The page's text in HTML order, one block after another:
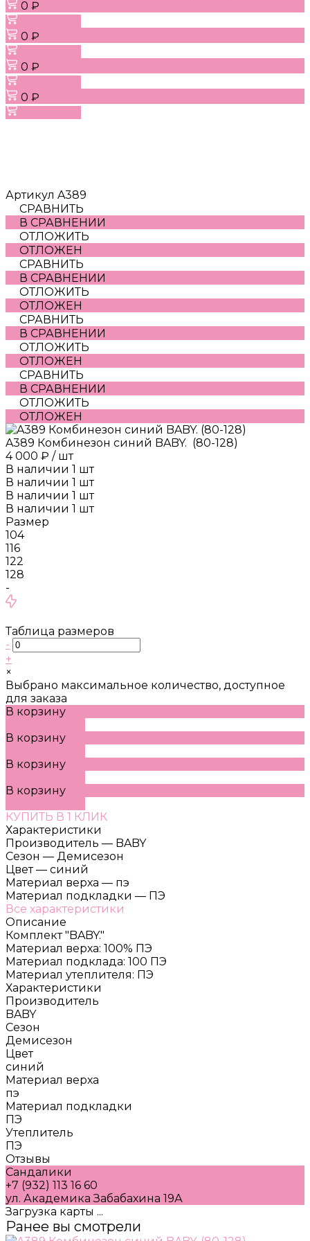
0 ₽
0 ₽
0 ₽
0 ₽
Артикул A389
СРАВНИТЬ
В СРАВНЕНИИ
ОТЛОЖИТЬ
ОТЛОЖЕН
СРАВНИТЬ
В СРАВНЕНИИ
ОТЛОЖИТЬ
ОТЛОЖЕН
СРАВНИТЬ
В СРАВНЕНИИ
ОТЛОЖИТЬ
ОТЛОЖЕН
СРАВНИТЬ
В СРАВНЕНИИ
ОТЛОЖИТЬ
ОТЛОЖЕН
A389 Комбинезон синий BABY. (80-128)
4 000 ₽ / шт
В наличии 1 шт
В наличии 1 шт
В наличии 1 шт
В наличии 1 шт
Размер
104
116
122
128
-
Таблица размеров
-
+
×
Выбрано максимальное количество, доступное
для заказа
В корзину
В корзину
В корзину
В корзину
КУПИТЬ В 1 КЛИК
Характеристики
Производитель — BABY
Сезон — Демисезон
Цвет — синий
Материал верха — пэ
Материал подкладки — ПЭ
Все характеристики
Описание
Комплект "BABY."
Материал верха: 100% ПЭ
Материал подклада: 100 ПЭ
Материал утеплителя: ПЭ
Характеристики
Производитель
BABY
Сезон
Демисезон
Цвет
синий
Материал верха
пэ
Материал подкладки
ПЭ
Утеплитель
ПЭ
Отзывы
Сандалики
+7 (932) 113 16 60
ул. Академика Забабахина 19А
Загрузка карты ...
Ранее вы смотрели